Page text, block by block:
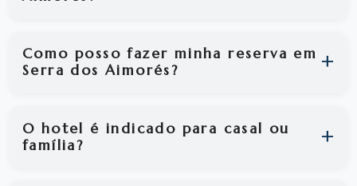
Como posso fazer minha reserva em
Serra dos Aimorés?
O hotel é indicado para casal ou
família?